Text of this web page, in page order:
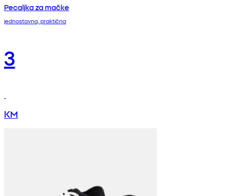
Pecaljka za mačke
jednostavna, praktična
3
KM